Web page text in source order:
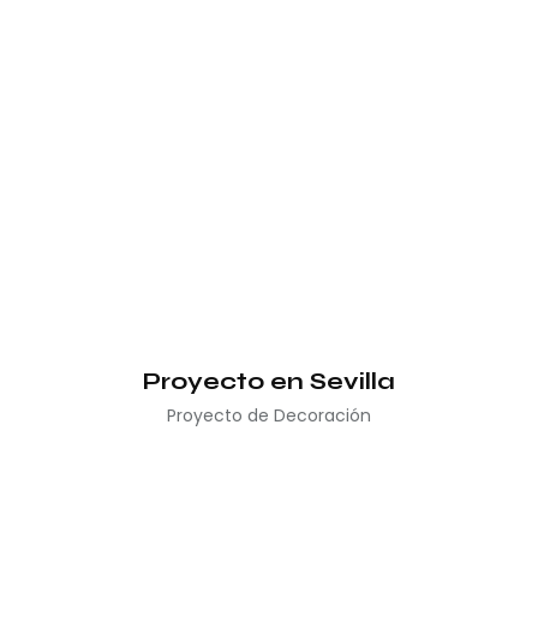
Proyecto en Sevilla
Proyecto de Decoración